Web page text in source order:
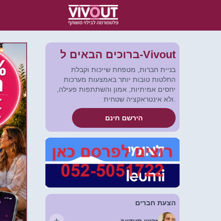
ברוכים הבאים ל-Vivout
בניית חברות, מטפחת שייכות וקבלת
החלטות טובות יותר באמצעות מערכות
יחסים אמיתיות, אמון והשתתפות פעילה,
הירשם חינם
הצעת חברים